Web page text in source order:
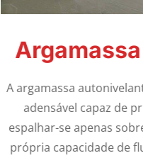
A argamassa
adensável capaz de
espalhar-se apenas
própria capacidade de